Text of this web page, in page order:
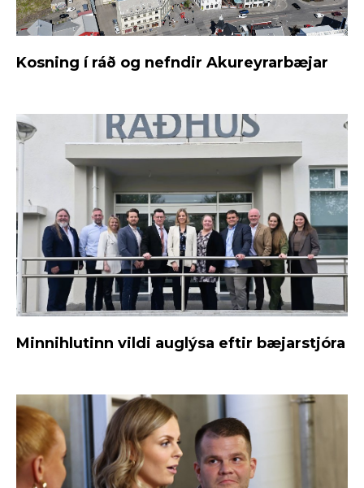
Kosning í ráð og nefndir Akureyrarbæjar
Minnihlutinn vildi auglýsa eftir bæjarstjóra